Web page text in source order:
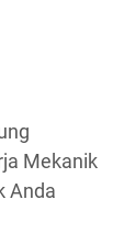
Mekanik
Anda